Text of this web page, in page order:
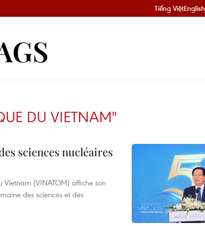
Tiếng ViệtEnglish
DU VIETNAM"
sciences nucléaires
Vietnam (VINATOM) affiche son
des sciences et des